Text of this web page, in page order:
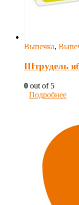
Выпечка,
Штрудель
0 out of 5
Подробнее